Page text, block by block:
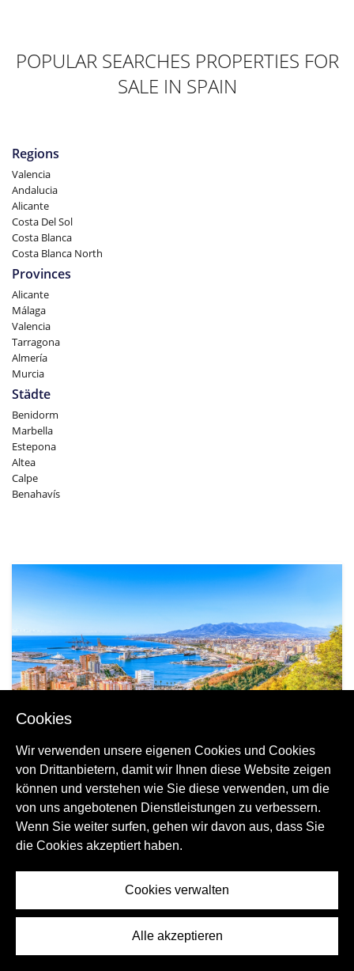
POPULAR SEARCHES PROPERTIES FOR
SALE IN SPAIN
Regions
Valencia
Andalucia
Alicante
Costa Del Sol
Costa Blanca
Costa Blanca North
Provinces
Alicante
Málaga
Valencia
Tarragona
Almería
Murcia
Städte
Benidorm
Marbella
Estepona
Altea
Calpe
Benahavís
Leben in Andalusien, Valencia & Murcia: Vor-
und Nachteile
Cookies
Wir verwenden unsere eigenen Cookies und Cookies
von Drittanbietern, damit wir Ihnen diese Website zeigen
können und verstehen wie Sie diese verwenden, um die
von uns angebotenen Dienstleistungen zu verbessern.
Wenn Sie weiter surfen, gehen wir davon aus, dass Sie
die Cookies akzeptiert haben.
Cookies verwalten
Alle akzeptieren